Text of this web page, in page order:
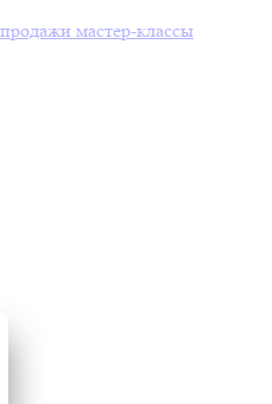
мастер-классы